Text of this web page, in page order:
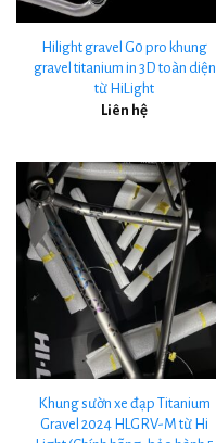
Hilight gravel G0 pro khung
gravel titanium in 3D toàn diện
từ HiLight
Liên hệ
Khung sườn xe đạp Titanium
Gravel 2024 HLGRV-M từ Hi